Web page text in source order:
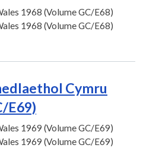
1968 (Volume GC/E68)
1968 (Volume GC/E68)
Cymru
E69)
1969 (Volume GC/E69)
1969 (Volume GC/E69)